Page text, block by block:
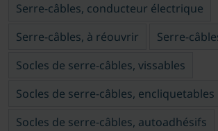
Serre-câbles, conducteur électrique
Serre-câbles, à réouvrir
Serre-
Socles de serre-câbles, vissables
Socles de serre-câbles, encliquetables
Socles de serre-câbles, autoadhésifs